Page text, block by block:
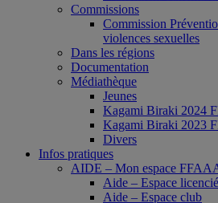
Commissions
Commission
violences sexuelles
Dans les régions
Documentation
Médiathèque
Jeunes
Kagami Biraki 2024
Kagami Biraki 2023
Divers
Infos pratiques
AIDE – Mon espace
Aide – Espace licencié
Aide – Espace club